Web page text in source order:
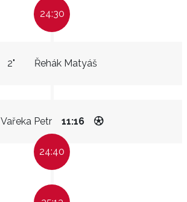
24:30
Řehák Matyáš
2"
Vařeka Petr 11:16
24:40